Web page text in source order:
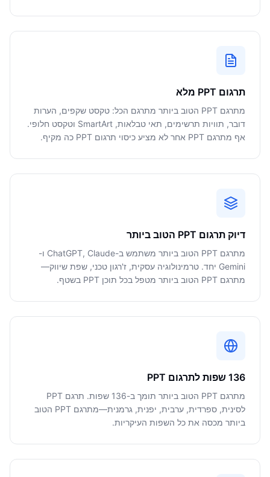
תרגום PPT מלא
מתרגם PPT הטוב ביותר מתרגם הכל: טקסט שקפים, הערות
דובר, תוויות תרשימים, תאי טבלאות, SmartArt וטקסט חלופי.
אף מתרגם PPT אחר לא מציע כיסוי תרגום PPT כה מקיף.
דיוק תרגום PPT הטוב ביותר
מתרגם PPT הטוב ביותר משתמש ב-ChatGPT, Claude ו-
Gemini יחד. טרמינולוגיה עסקית, ז'רגון טכני, שפת שיווק—
מתרגם PPT הטוב ביותר מטפל בכל תוכן PPT בשטף.
136 שפות לתרגום PPT
מתרגם PPT הטוב ביותר תומך ב-136 שפות. תרגם PPT
לסינית, ספרדית, ערבית, יפנית, גרמנית—מתרגם PPT הטוב
ביותר מכסה את כל השפות העיקריות.